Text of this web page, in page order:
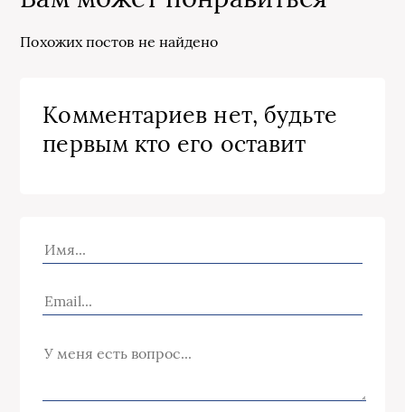
Похожих постов не найдено
Комментариев нет, будьте
первым кто его оставит